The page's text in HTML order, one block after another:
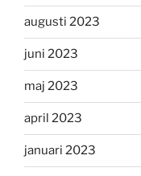
augusti 2023
juni 2023
maj 2023
april 2023
januari 2023